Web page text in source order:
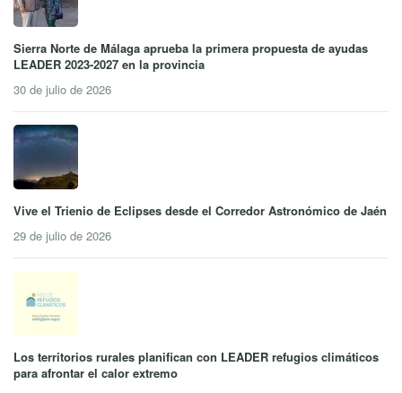
Sierra Norte de Málaga aprueba la primera propuesta de ayudas
LEADER 2023-2027 en la provincia
30 de julio de 2026
Vive el Trienio de Eclipses desde el Corredor Astronómico de Jaén
29 de julio de 2026
Los territorios rurales planifican con LEADER refugios climáticos
para afrontar el calor extremo